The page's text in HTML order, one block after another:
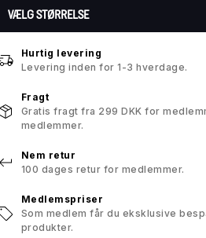
VÆLG STØRRELSE
Hurtig levering
Levering inden for 1-3 hverdage.
Fragt
Gratis fragt fra 299 DKK for
medlemmer.
Nem retur
100 dages retur for medlemmer.
Medlemspriser
Som medlem får du eksklusive
produkter.